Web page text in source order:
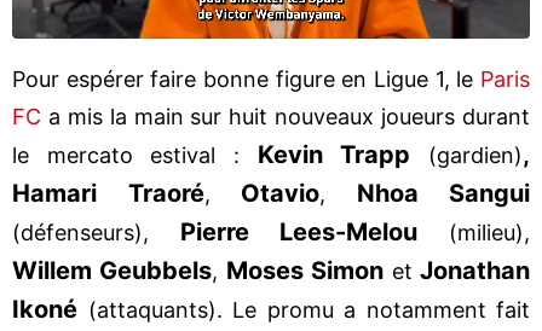
Pour espérer faire bonne figure en Ligue 1, le Paris
FC a mis la main sur huit nouveaux joueurs durant
le mercato estival : Kevin Trapp (gardien),
Hamari Traoré, Otavio, Nhoa Sangui
(défenseurs), Pierre Lees-Melou (milieu),
Willem Geubbels, Moses Simon etJonathan
Ikoné (attaquants). Le promu a notamment fait